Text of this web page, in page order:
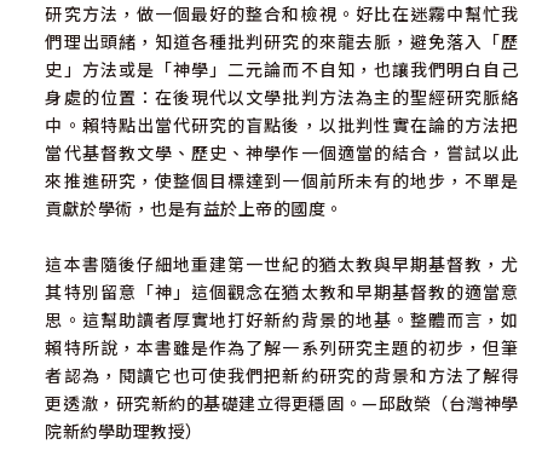
研究方法，做一個最好的整合和檢視。好比在迷霧中幫忙我
們理出頭緒，知道各種批判研究的來龍去脈，避免落入「歷
史」方法或是「神學」二元論而不自知，也讓我們明白自己
身處的位置：在後現代以文學批判方法為主的聖經研究脈絡
中。賴特點出當代研究的盲點後，以批判性實在論的方法把
當代基督教文學、歷史、神學作一個適當的結合，嘗試以此
來推進研究，使整個目標達到一個前所未有的地步，不單是
貢獻於學術，也是有益於上帝的國度。
這本書隨後仔細地重建第一世紀的猶太教與早期基督教，尤
其特別留意「神」這個觀念在猶太教和早期基督教的適當意
思。這幫助讀者厚實地打好新約背景的地基。整體而言，如
賴特所說，本書雖是作為了解一系列研究主題的初步，但筆
者認為，閱讀它也可使我們把新約研究的背景和方法了解得
更透澈，研究新約的基礎建立得更穩固。—邱啟榮（台灣神學
院新約學助理教授）